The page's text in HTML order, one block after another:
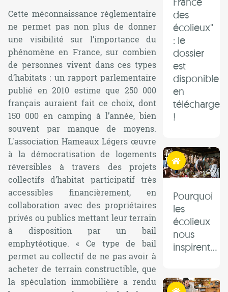
Cette méconnaissance réglementaire
ne permet pas non plus de donner
une visibilité sur l’importance du
phénomène en France, sur combien
de personnes vivent dans ces types
d’habitats : un rapport parlementaire
publié en 2010 estime que 250 000
français auraient fait ce choix, dont
150 000 en camping à l’année, bien
souvent par manque de moyens.
L'association Hameaux Légers œuvre
à la démocratisation de logements
réversibles à travers des projets
collectifs d’habitat participatif très
accessibles financièrement, en
collaboration avec des propriétaires
privés ou publics mettant leur terrain
à disposition par un bail
emphytéotique. « Ce type de bail
permet au collectif de ne pas avoir à
acheter de terrain constructible, que
la spéculation immobilière a rendu
des
écolieux"
: le
dossier
est
disponible
en
!
Habiter autrement
Pourquoi
les
écolieux
nous
inspirent...
Habiter autrement